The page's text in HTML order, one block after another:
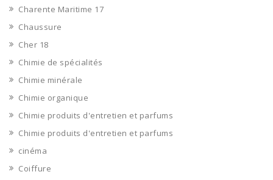
Charente Maritime 17
Chaussure
Cher 18
Chimie de spécialités
Chimie minérale
Chimie organique
Chimie produits d'entretien et parfums
Chimie produits d'entretien et parfums
cinéma
Coiffure